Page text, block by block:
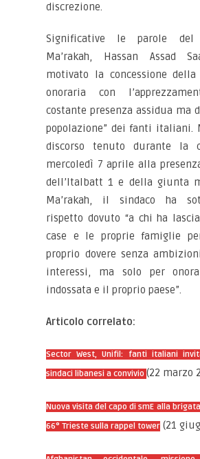
discrezione.
Significative le parole del
Ma’rakah, Hassan Assad
motivato la concessione
onoraria con
costante presenza assidua ma
popolazione” dei fanti italiani.
discorso tenuto durante la
mercoledì 7 aprile alla
dell’Italbatt 1 e della giunta
Ma’rakah, il sindaco ha
rispetto dovuto “a chi ha
case e le proprie famiglie
proprio dovere senza
interessi, ma solo per
indossata e il proprio paese”.
Articolo correlato:
Sector West, Unifil: fanti italiani
sindaci libanesi a convivio(22 marzo
Nuova visita del capo di smE alla
66° Trieste sulla rappel tower (21